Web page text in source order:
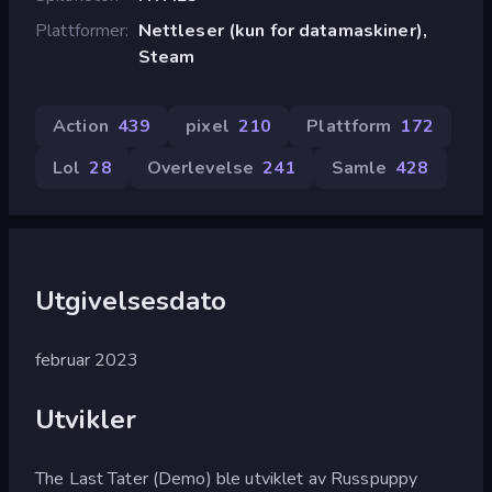
Plattformer Nettleser (kun for datamaskiner),
Steam
Action 439 pixel 210 Plattform 172
Lol 28 Overlevelse 241 Samle 428
Utgivelsesdato
februar 2023
Utvikler
The Last Tater (Demo) ble utviklet av Russpuppy